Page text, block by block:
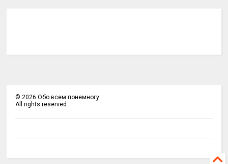
©2026 Обо всем понемногу
All rights reserved.